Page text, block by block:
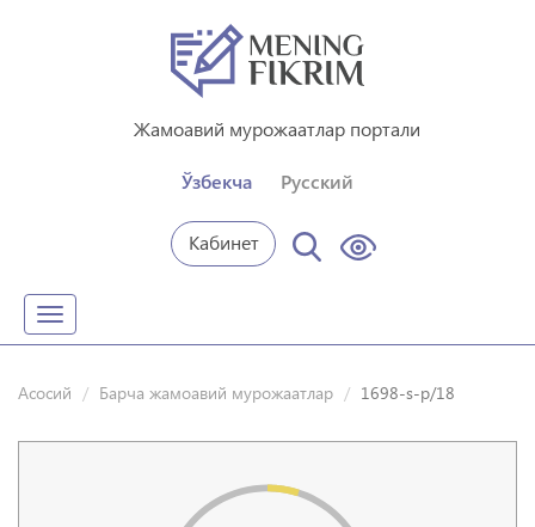
Жамоавий мурожаатлар портали
Ўзбекча Русский
Кабинет
Toggle
navigation
Асосий Барча жамоавий мурожаатлар 1698-s-p/18